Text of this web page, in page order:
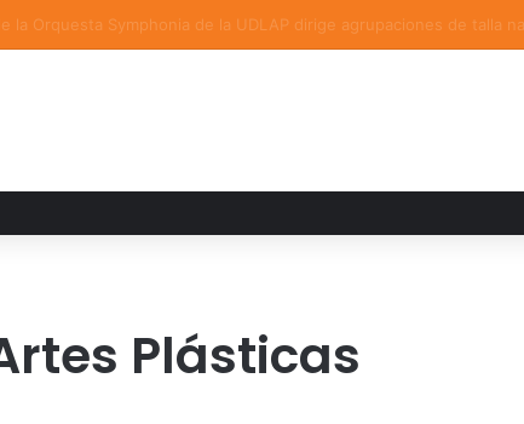
familiar marca el cierre del Curso de Verano de Escuelas Aztecas
Plásticas